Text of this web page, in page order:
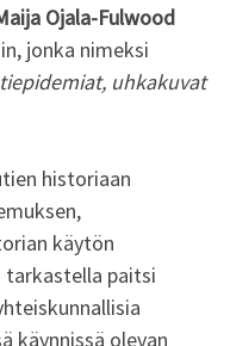
Ojala-Fulwood
jonka nimeksi
uhkakuvat
historiaan
käytön
tarkastella paitsi
käynnissä olevan